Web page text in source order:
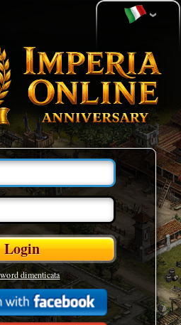
dimenticata